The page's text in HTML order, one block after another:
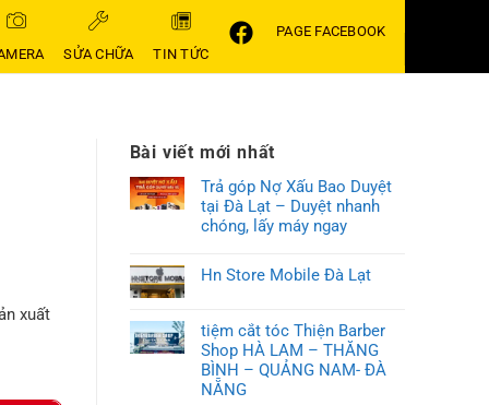
SỬA CHỮA TIN TỨC
PAGE FACEBOOK
Bài viết mới nhất
Trả góp Nợ Xấu Bao Duyệt
tại Đà Lạt – Duyệt nhanh
chóng, lấy máy ngay
Hn Store Mobile Đà Lạt
tiệm cắt tóc Thiện Barber
Shop HÀ LAM – THĂNG
BÌNH – QUẢNG NAM- ĐÀ
NẴNG
xuất